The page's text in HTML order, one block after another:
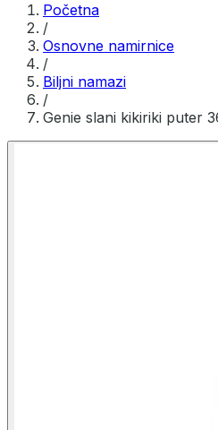
Početna
/
Osnovne namirnice
/
Biljni namazi
/
Genie slani kikiriki puter